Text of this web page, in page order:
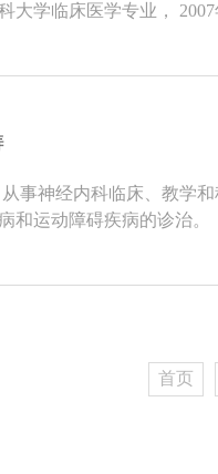
大学临床医学专业，
和运动障碍疾病的诊治。
首页